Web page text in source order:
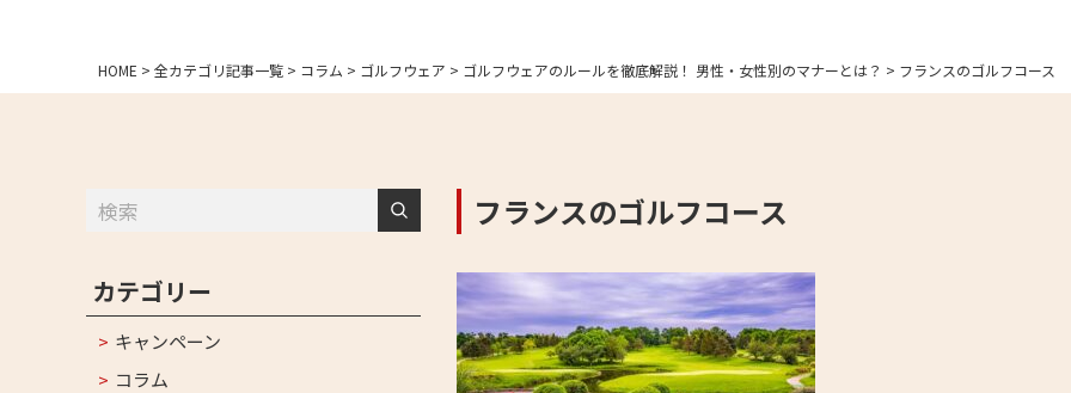
HOME > 全カテゴリ記事一覧 > コラム > ゴルフウェア > ゴルフウェアのルールを徹底解説！ 男性・女性別のマナーとは？ > フランスのゴルフコース
フランスのゴルフコース
カテゴリー
キャンペーン
コラム